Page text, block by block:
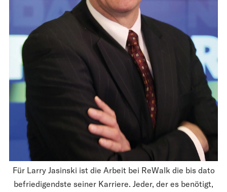
Für Larry Jasinski ist die Arbeit bei ReWalk die bis dato
befriedigendste seiner Karriere. Jeder, der es benötigt,